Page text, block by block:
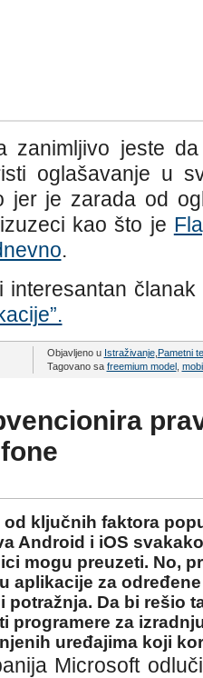
zanimljivo jeste
oglašavanje u
jer je zarada od
kao što je
.
interesantan članak
Objavljeno u Istraživanje, Pametni
Tagovano sa freemium model,
od ključnih faktora
Android i iOS
mogu preuzeti. No,
aplikacije za
potražnja. Da bi rešio
programere za
uređajima koji
Microsoft